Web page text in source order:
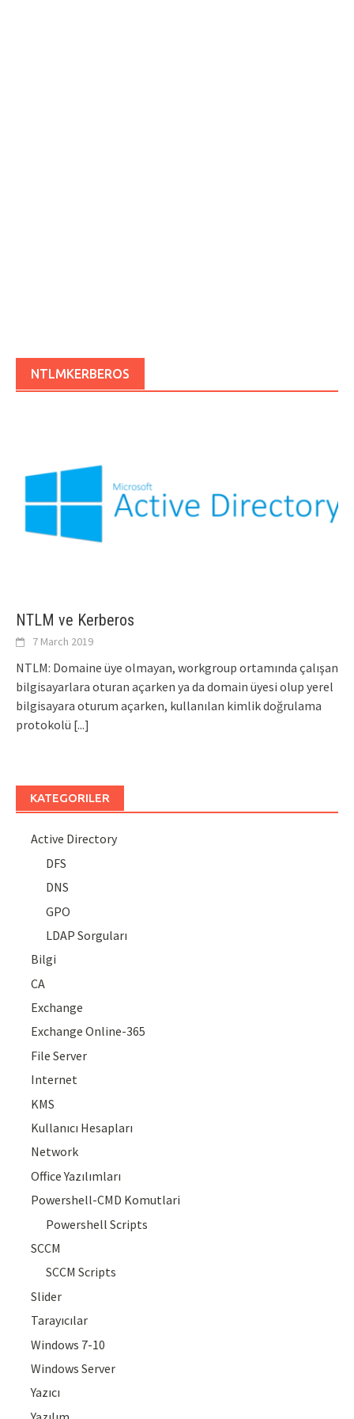
NTLMKERBEROS
NTLM ve Kerberos
7 March 2019
NTLM: Domaine üye olmayan, workgroup ortamında çalışan
bilgisayarlara oturan açarken ya da domain üyesi olup yerel
bilgisayara oturum açarken, kullanılan kimlik doğrulama
protokolü [...]
KATEGORILER
Active Directory
DFS
DNS
GPO
LDAP Sorguları
Bilgi
CA
Exchange
Exchange Online-365
File Server
Internet
KMS
Kullanıcı Hesapları
Network
Office Yazılımları
Powershell-CMD Komutlari
Powershell Scripts
SCCM
SCCM Scripts
Slider
Tarayıcılar
Windows 7-10
Windows Server
Yazıcı